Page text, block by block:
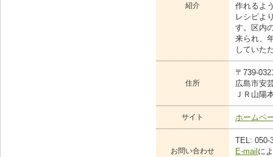
紹介
作れるよ
レシピよ
す。区内
来られ、
していた
住所
〒739-
広島市安
ＪＲ山陽
サイト ホームペ
お問い合わせ
TEL: 050-
E-mail に